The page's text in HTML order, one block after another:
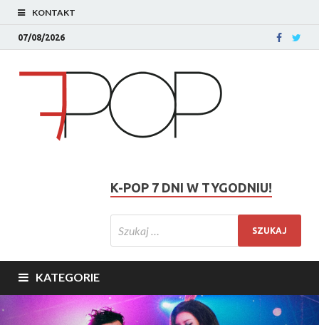
KONTAKT
07/08/2026
K-POP 7 DNI W TYGODNIU!
KATEGORIE